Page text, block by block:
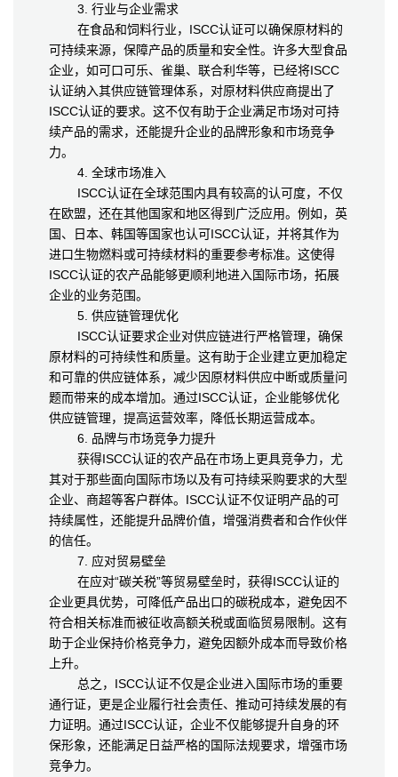
3. 行业与企业需求
在食品和饲料行业，ISCC认证可以确保原材料的
可持续来源，保障产品的质量和安全性。许多大型食品
企业，如可口可乐、雀巢、联合利华等，已经将ISCC
认证纳入其供应链管理体系，对原材料供应商提出了
ISCC认证的要求。这不仅有助于企业满足市场对可持
续产品的需求，还能提升企业的品牌形象和市场竞争
力。
4. 全球市场准入
ISCC认证在全球范围内具有较高的认可度，不仅
在欧盟，还在其他国家和地区得到广泛应用。例如，英
国、日本、韩国等国家也认可ISCC认证，并将其作为
进口生物燃料或可持续材料的重要参考标准。这使得
ISCC认证的农产品能够更顺利地进入国际市场，拓展
企业的业务范围。
5. 供应链管理优化
ISCC认证要求企业对供应链进行严格管理，确保
原材料的可持续性和质量。这有助于企业建立更加稳定
和可靠的供应链体系，减少因原材料供应中断或质量问
题而带来的成本增加。通过ISCC认证，企业能够优化
供应链管理，提高运营效率，降低长期运营成本。
6. 品牌与市场竞争力提升
获得ISCC认证的农产品在市场上更具竞争力，尤
其对于那些面向国际市场以及有可持续采购要求的大型
企业、商超等客户群体。ISCC认证不仅证明产品的可
持续属性，还能提升品牌价值，增强消费者和合作伙伴
的信任。
7. 应对贸易壁垒
在应对“碳关税”等贸易壁垒时，获得ISCC认证的
企业更具优势，可降低产品出口的碳税成本，避免因不
符合相关标准而被征收高额关税或面临贸易限制。这有
助于企业保持价格竞争力，避免因额外成本而导致价格
上升。
总之，ISCC认证不仅是企业进入国际市场的重要
通行证，更是企业履行社会责任、推动可持续发展的有
力证明。通过ISCC认证，企业不仅能够提升自身的环
保形象，还能满足日益严格的国际法规要求，增强市场
竞争力。